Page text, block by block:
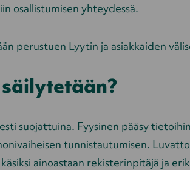
osallistumisen yhteydessä.
perustuen Lyytin ja asiakkaiden
suojattuina. Fyysinen pääsy
tunnistautumisen.
ainoastaan rekisterinpitäjä ja